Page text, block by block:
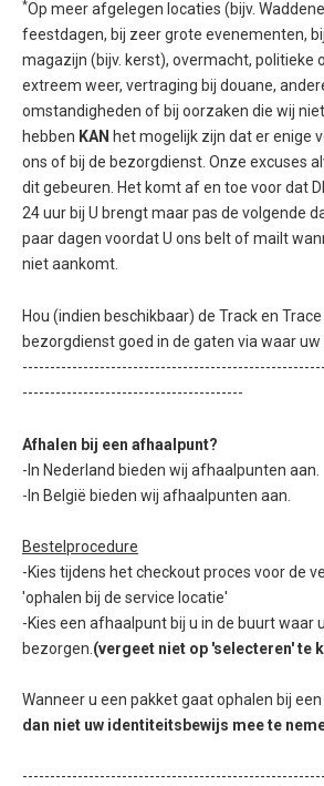
*Op meer afgelegen locaties (bijv.
feestdagen, bij zeer grote evenementen,
magazijn (bijv. kerst), overmacht, politieke
extreem weer, vertraging bij douane,
omstandigheden of bij oorzaken die wij
hebben KAN het mogelijk zijn dat er enige
ons of bij de bezorgdienst. Onze excuses
dit gebeuren. Het komt af en toe voor dat
24 uur bij U brengt maar pas de volgende
paar dagen voordat U ons belt of mailt
niet aankomt.
Hou (indien beschikbaar) de Track en
bezorgdienst goed in de gaten via waar uw
----------------------------------------
Afhalen bij een afhaalpunt?
-In Nederland bieden wij afhaalpunten aan.
-In België bieden wij afhaalpunten aan.
Bestelprocedure
-Kies tijdens het checkout proces voor de
'ophalen bij de service locatie'
-Kies een afhaalpunt bij u in de buurt waar
bezorgen. (vergeet niet op 'selecteren' te
Wanneer u een pakket gaat ophalen bij
dan niet uw identiteitsbewijs mee te